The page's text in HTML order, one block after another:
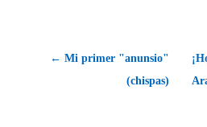
← Mi primer "anunsio"
(chispas)